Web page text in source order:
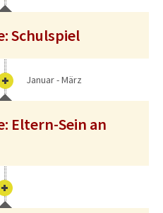
Schulspiel
Januar - März
Eltern-Sein an